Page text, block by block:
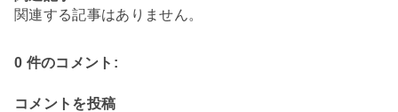
関連する記事はありません。
0 件のコメント:
コメントを投稿